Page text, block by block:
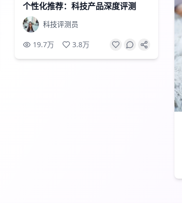
个性化推荐：科技产品深度评测
科技评测员
19.7万 3.8万